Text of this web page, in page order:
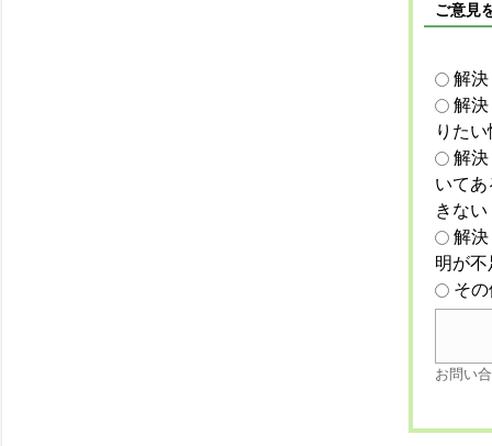
ご意見
解
解
りた
解
いて
きない
解
明が
そ
お問い